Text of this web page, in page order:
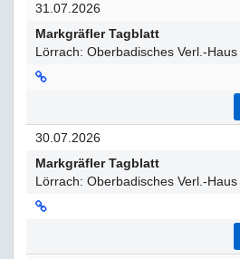
31.07.2026
Markgräfler Tagblatt
Lörrach: Oberbadisches Verl.-
30.07.2026
Markgräfler Tagblatt
Lörrach: Oberbadisches Verl.-